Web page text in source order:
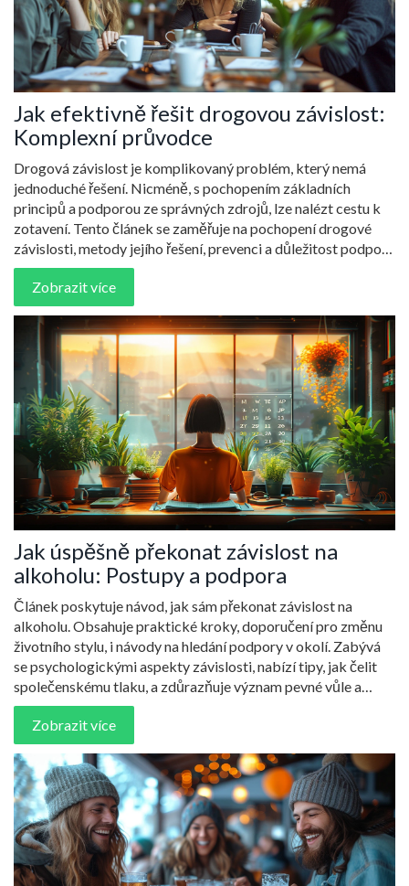
Jak efektivně řešit drogovou závislost:
Komplexní průvodce
Drogová závislost je komplikovaný problém, který nemá
jednoduché řešení. Nicméně, s pochopením základních
principů a podporou ze správných zdrojů, lze nalézt cestu k
zotavení. Tento článek se zaměřuje na pochopení drogové
závislosti, metody jejího řešení, prevenci a důležitost podpory
blízkých. Cílem je poskytnout ucelený průvodce pro ty, kteří
hledají pomoc nebo chtějí pomoci blízkému.
Zobrazit více
Jak úspěšně překonat závislost na
alkoholu: Postupy a podpora
Článek poskytuje návod, jak sám překonat závislost na
alkoholu. Obsahuje praktické kroky, doporučení pro změnu
životního stylu, i návody na hledání podpory v okolí. Zabývá
se psychologickými aspekty závislosti, nabízí tipy, jak čelit
společenskému tlaku, a zdůrazňuje význam pevné vůle a
podpory blízkých ve snaze přestat pít.
Zobrazit více